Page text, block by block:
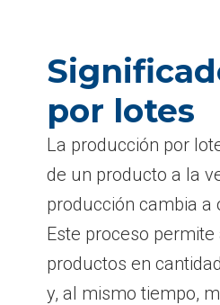
por lotes
La producción por
de un producto a la
producción cambia a
Este proceso
productos en
y, al mismo tiempo,